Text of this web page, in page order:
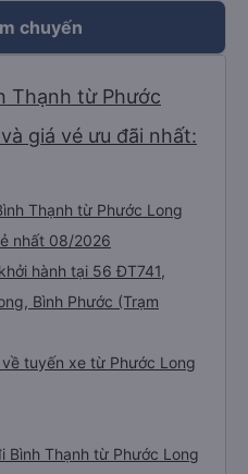
chuyến
Thạnh từ Phước
giá vé ưu đãi nhất:
Thạnh từ Phước Long
nhất 08/2026
hành tại 56 ĐT741,
Bình Phước (Trạm
tuyến xe từ Phước Long
Bình Thạnh từ Phước Long